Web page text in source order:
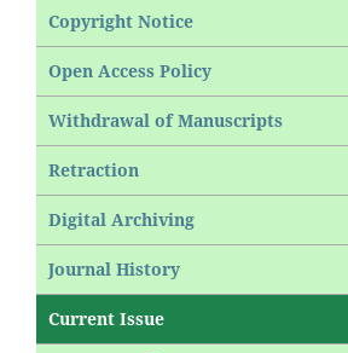
Copyright Notice
Open Access Policy
Withdrawal of Manuscripts
Retraction
Digital Archiving
Journal History
Current Issue